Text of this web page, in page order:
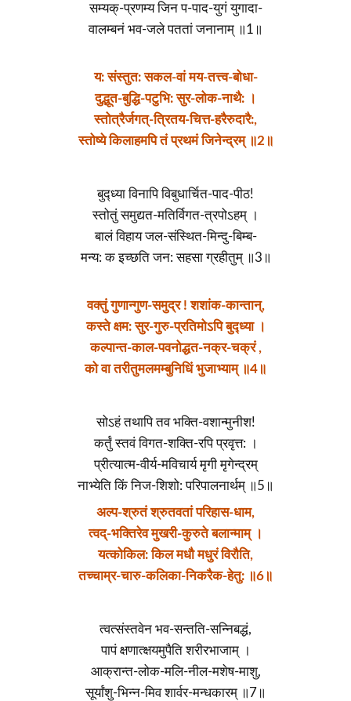
सम्यक्-प्रणम्य जिन प-पाद-युगं युगादा-
वालम्बनं भव-जले पततां जनानाम् ॥1॥
य: संस्तुत: सकल-वां मय-तत्त्व-बोधा-
दुद्भूत-बुद्धि-पटुभि: सुर-लोक-नाथै: ।
स्तोत्रैर्जगत्-त्रितय-चित्त-हरैरुदारै:,
स्तोष्ये किलाहमपि तं प्रथमं जिनेन्द्रम् ॥2॥
बुद्ध्या विनापि विबुधार्चित-पाद-पीठ!
स्तोतुं समुद्यत-मतिर्विगत-त्रपोऽहम् ।
बालं विहाय जल-संस्थित-मिन्दु-बिम्ब-
मन्य: क इच्छति जन: सहसा ग्रहीतुम् ॥3॥
वक्तुं गुणान्गुण-समुद्र ! शशांक-कान्तान्,
कस्ते क्षम: सुर-गुरु-प्रतिमोऽपि बुद्ध्या ।
कल्पान्त-काल-पवनोद्धत-नक्र-चक्रं ,
को वा तरीतुमलमम्बुनिधिं भुजाभ्याम् ॥4॥
सोऽहं तथापि तव भक्ति-वशान्मुनीश!
कर्तुं स्तवं विगत-शक्ति-रपि प्रवृत्त: ।
प्रीत्यात्म-वीर्य-मविचार्य मृगी मृगेन्द्रम्
नाभ्येति किं निज-शिशो: परिपालनार्थम् ॥5॥
अल्प-श्रुतं श्रुतवतां परिहास-धाम,
त्वद्-भक्तिरेव मुखरी-कुरुते बलान्माम् ।
यत्कोकिल: किल मधौ मधुरं विरौति,
तच्चाम्र-चारु-कलिका-निकरैक-हेतु: ॥6॥
त्वत्संस्तवेन भव-सन्तति-सन्निबद्धं,
पापं क्षणात्क्षयमुपैति शरीरभाजाम् ।
आक्रान्त-लोक-मलि-नील-मशेष-माशु,
सूर्यांशु-भिन्न-मिव शार्वर-मन्धकारम् ॥7॥